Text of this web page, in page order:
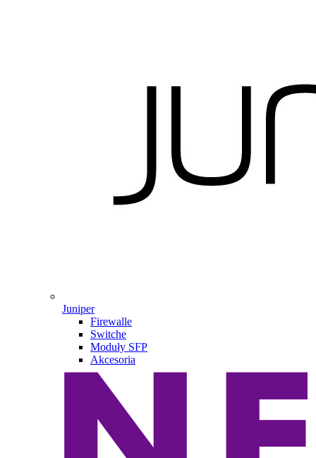
Juniper
Firewalle
Switche
Moduły SFP
Akcesoria